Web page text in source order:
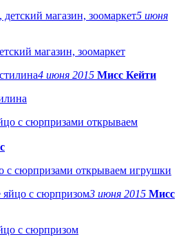
5 июня
магазин, зоомаркет
4 июня 2015 Мисс Кейти
с сюрпризами открываем игрушки
3 июня 2015 Мисс
с сюрпризом